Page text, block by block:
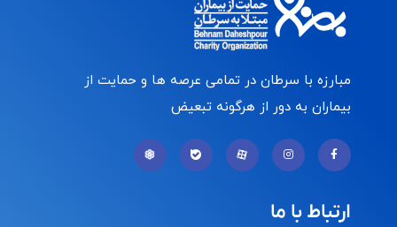
مبارزه با سرطان در تمامی عرصه ها و حمایت از
بیماران به دور از هرگونه تبعیض
ارتباط با ما